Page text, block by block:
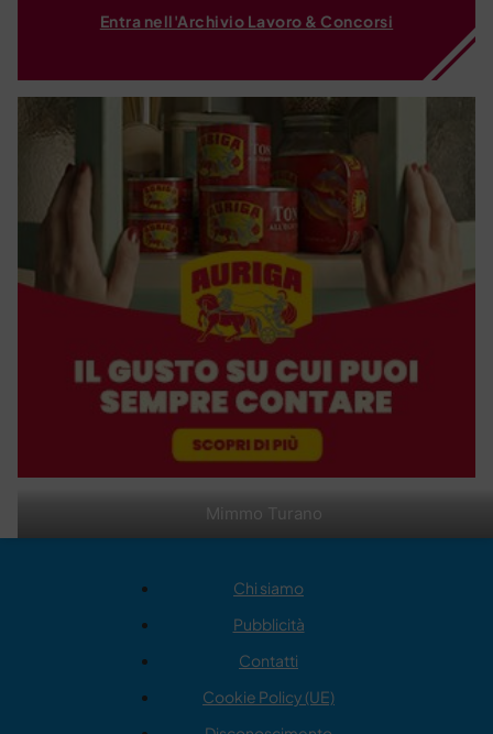
Mimmo Turano
Entra nell'Archivio Lavoro & Concorsi
Chi siamo
Pubblicità
Contatti
Cookie Policy (UE)